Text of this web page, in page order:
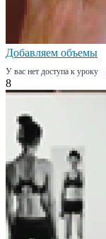
Добавляем объемы
У вас нет доступа к уроку
8